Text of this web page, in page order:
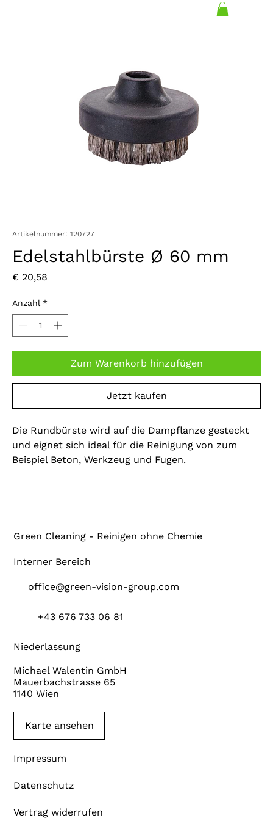
Artikelnummer: 120727
Edelstahlbürste Ø 60 mm
€ 20,58
Anzahl *
Zum Warenkorb hinzufügen
Jetzt kaufen
Die Rundbürste wird auf die Dampflanze gesteckt
und eignet sich ideal für die Reinigung von zum
Beispiel Beton, Werkzeug und Fugen.
Niederlassung
Michael Walentin GmbH
Mauerbachstrasse 65
1140 Wien
Karte ansehen
Impressum
Datenschutz
Vertrag widerrufen
Green Cleaning - Reinigen ohne Chemie
office@green-vision-group.com
+43 676 733 06 81
Interner Bereich